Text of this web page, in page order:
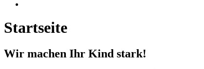
Startseite
Wir machen Ihr Kind stark!